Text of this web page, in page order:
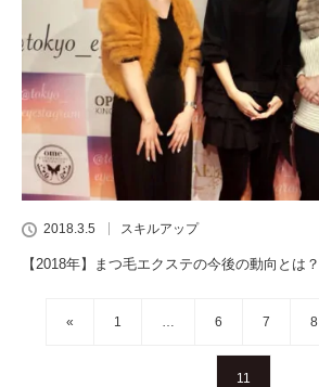
2018.3.5 スキルアップ
【2018年】まつ毛エクステの今後の動向とは？
« 1 6 7 8
11